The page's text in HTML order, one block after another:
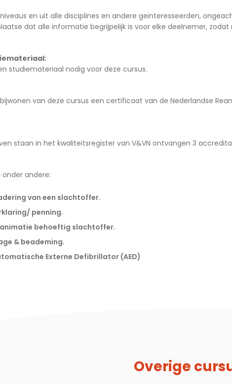
en uit alle disciplines en andere geïnteresseerden,
dat alle informatie begrijpelijk is voor elke deelnemer,
studiemateriaal nodig voor deze cursus.
van deze cursus een certificaat van de Nederlandse
staan in het kwaliteitsregister van V&VN ontvangen 3
andere:
van een slachtoffer.
penning.
behoeftig slachtoffer.
& beademing.
Externe Defibrillator (AED)
Overige